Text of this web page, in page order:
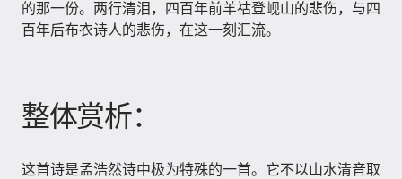
的那一份。两行清泪，四百年前羊祜登岘山的悲伤，与四
百年后布衣诗人的悲伤，在这一刻汇流。
整体赏析：
这首诗是孟浩然诗中极为特殊的一首。它不以山水清音取